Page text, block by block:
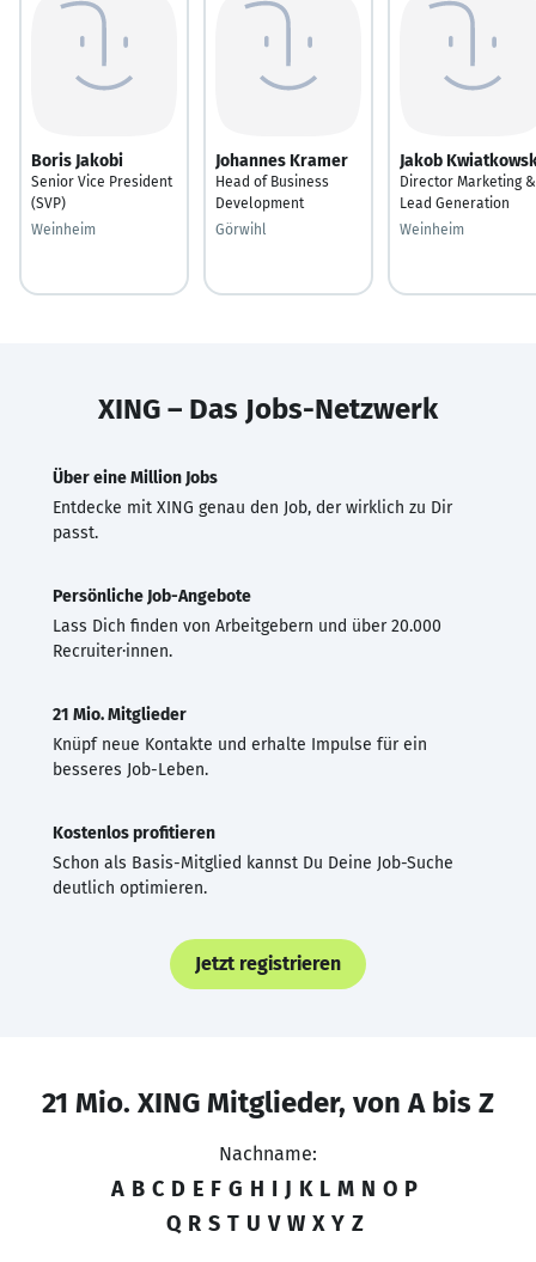
Boris Jakobi
Senior Vice President
(SVP)
Weinheim
Johannes Kramer
Head of Business
Development
Görwihl
Jakob
Director Marketing &
Lead Generation
Weinheim
XING – Das Jobs-Netzwerk
Über eine Million Jobs
Entdecke mit XING genau den Job, der wirklich zu Dir
passt.
Persönliche Job-Angebote
Lass Dich finden von Arbeitgebern und über 20.000
Recruiter·innen.
21 Mio. Mitglieder
Knüpf neue Kontakte und erhalte Impulse für ein
besseres Job-Leben.
Kostenlos profitieren
Schon als Basis-Mitglied kannst Du Deine Job-Suche
deutlich optimieren.
Jetzt registrieren
21 Mio. XING Mitglieder, von A bis Z
Nachname:
A B C D E F G H I J K L M N O P
Q R S T U V W X Y Z